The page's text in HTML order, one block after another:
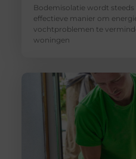
Bodemisolatie wordt steeds
effectieve manier om
vochtproblemen te
woningen